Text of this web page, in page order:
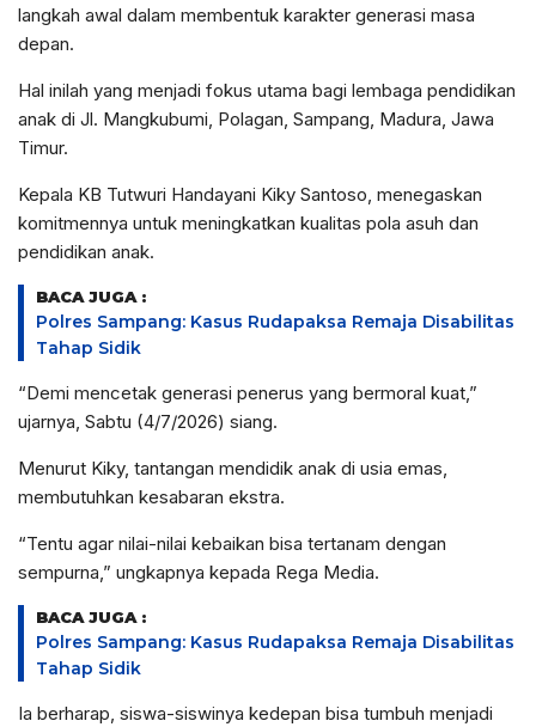
langkah awal dalam membentuk karakter generasi masa
depan.
Hal inilah yang menjadi fokus utama bagi lembaga pendidikan
anak di Jl. Mangkubumi, Polagan, Sampang, Madura, Jawa
Timur.
Kepala KB Tutwuri Handayani Kiky Santoso, menegaskan
komitmennya untuk meningkatkan kualitas pola asuh dan
pendidikan anak.
BACA JUGA :
Polres Sampang: Kasus Rudapaksa Remaja Disabilitas
Tahap Sidik
“Demi mencetak generasi penerus yang bermoral kuat,”
ujarnya, Sabtu (4/7/2026) siang.
Menurut Kiky, tantangan mendidik anak di usia emas,
membutuhkan kesabaran ekstra.
“Tentu agar nilai-nilai kebaikan bisa tertanam dengan
sempurna,” ungkapnya kepada Rega Media.
BACA JUGA :
Polres Sampang: Kasus Rudapaksa Remaja Disabilitas
Tahap Sidik
Ia berharap, siswa-siswinya kedepan bisa tumbuh menjadi